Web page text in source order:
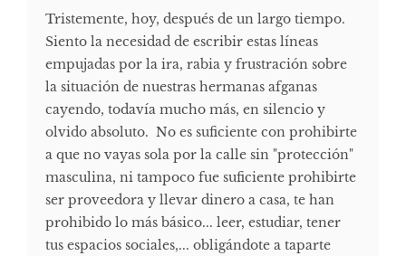
Tristemente, hoy, después de un largo tiempo.
Siento la necesidad de escribir estas líneas
empujadas por la ira, rabia y frustración sobre
la situación de nuestras hermanas afganas
cayendo, todavía mucho más, en silencio y
olvido absoluto. No es suficiente con prohibirte
a que no vayas sola por la calle sin "protección"
masculina, ni tampoco fue suficiente prohibirte
ser proveedora y llevar dinero a casa, te han
prohibido lo más básico... leer, estudiar, tener
tus espacios sociales,... obligándote a taparte